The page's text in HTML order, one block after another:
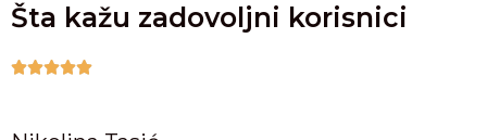
Šta kažu zadovoljni korisnici
